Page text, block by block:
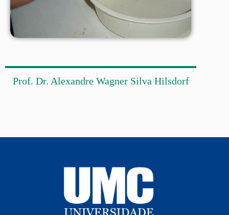
Prof. Dr. Alexandre Wagner Silva Hilsdorf